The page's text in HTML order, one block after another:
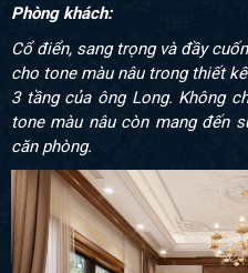
Phòng khách:
Cổ điển, sang trọng và đầy
cho tone màu nâu trong thiết
3 tầng của ông Long. Không
tone màu nâu còn mang đến
căn phòng.